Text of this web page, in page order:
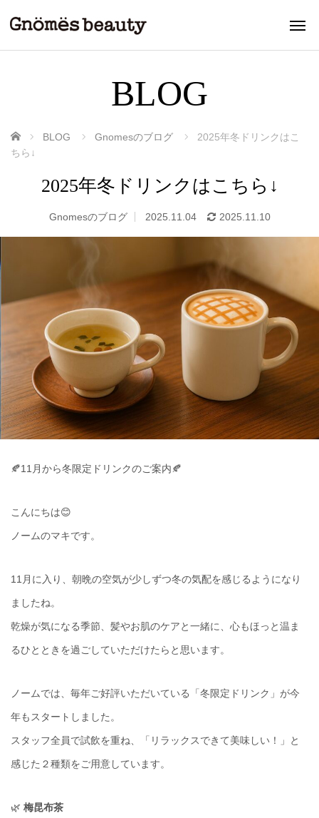
BLOG
ホーム BLOG Gnomesのブログ
2025年冬ドリンクはこ
ちら↓
2025年冬ドリンクはこちら↓
Gnomesのブログ 2025.11.04 2025.11.10
🍂11月から冬限定ドリンクのご案内🍂
こんにちは😊
ノームのマキです。
11月に入り、朝晩の空気が少しずつ冬の気配を感じるようになり
ましたね。
乾燥が気になる季節、髪やお肌のケアと一緒に、心もほっと温ま
るひとときを過ごしていただけたらと思います。
ノームでは、毎年ご好評いただいている「冬限定ドリンク」が今
年もスタートしました。
スタッフ全員で試飲を重ね、「リラックスできて美味しい！」と
感じた２種類をご用意しています。
🌿 梅昆布茶